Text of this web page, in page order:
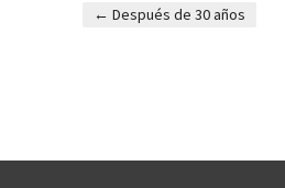
← Después de 30 años